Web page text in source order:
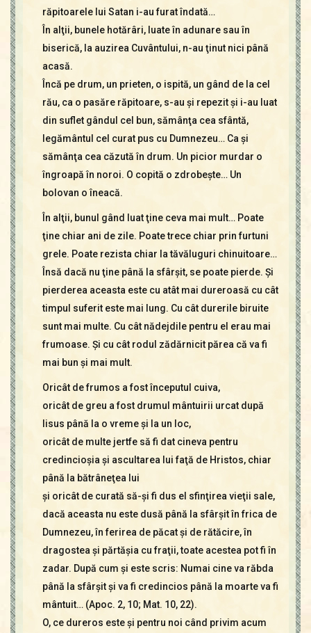
răpitoarele lui Satan i-au furat îndată…
În alţii, bunele hotărâri, luate în adunare sau în
biserică, la auzirea Cuvântului, n-au ţinut nici până
acasă.
Încă pe drum, un prieten, o ispită, un gând de la cel
rău, ca o pasăre răpitoare, s-au şi repezit şi i-au luat
din suflet gândul cel bun, sămânţa cea sfântă,
legământul cel curat pus cu Dumnezeu… Ca şi
sămânţa cea căzută în drum. Un picior murdar o
îngroapă în noroi. O copită o zdrobeşte… Un
bolovan o îneacă.
În alţii, bunul gând luat ţine ceva mai mult… Poate
ţine chiar ani de zile. Poate trece chiar prin furtuni
grele. Poate rezista chiar la tăvăluguri chinuitoare…
Însă dacă nu ţine până la sfârşit, se poate pierde. Şi
pierderea aceasta este cu atât mai dureroasă cu cât
timpul suferit este mai lung. Cu cât durerile biruite
sunt mai multe. Cu cât nădejdile pentru el erau mai
frumoase. Şi cu cât rodul zădărnicit părea că va fi
mai bun şi mai mult.
Oricât de frumos a fost începutul cuiva,
oricât de greu a fost drumul mântuirii urcat după
Iisus până la o vreme şi la un loc,
oricât de multe jertfe să fi dat cineva pentru
credincioşia şi ascultarea lui faţă de Hristos, chiar
până la bătrâneţea lui
şi oricât de curată să-şi fi dus el sfinţirea vieţii sale,
dacă aceasta nu este dusă până la sfârşit în frica de
Dumnezeu, în ferirea de păcat şi de rătăcire, în
dragostea şi părtăşia cu fraţii, toate acestea pot fi în
zadar. După cum şi este scris: Numai cine va răbda
până la sfârşit şi va fi credincios până la moarte va fi
mântuit… (Apoc. 2, 10; Mat. 10, 22).
O, ce dureros este şi pentru noi când privim acum